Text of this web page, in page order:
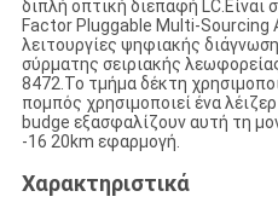
διπλή οπτική διεπαφή LC.Είναι
Factor Pluggable Multi-Sourcing
λειτουργίες ψηφιακής
σύρματης σειριακής
8472.Το τμήμα δέκτη
πομπός χρησιμοποιεί ένα
budge εξασφαλίζουν αυτή τη
-16 20km εφαρμογή.
Χαρακτηριστικά